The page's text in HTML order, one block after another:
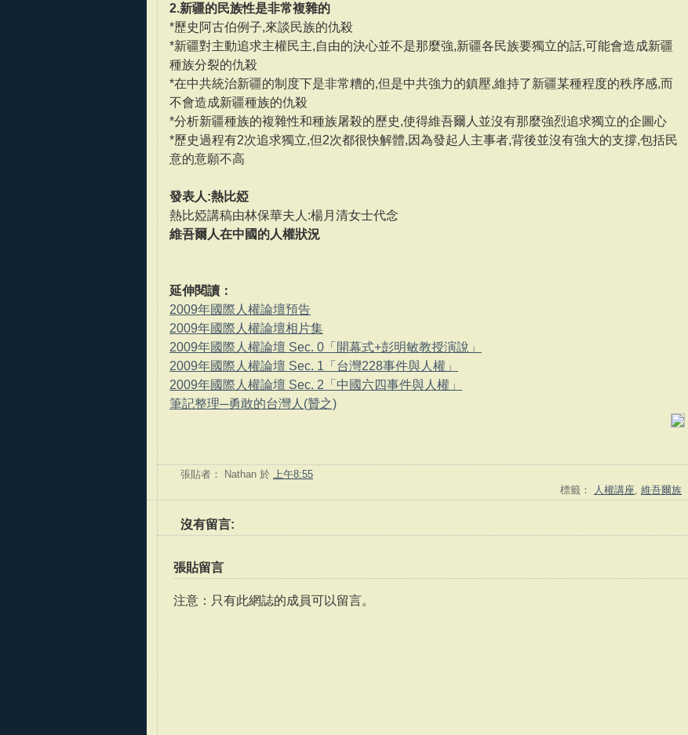
2.新疆的民族性是非常複雜的
*歷史阿古伯例子,來談民族的仇殺
*新疆對主動追求主權民主,自由的決心並不是那麼強,新疆各民族要獨立的話,可能會造成新疆
種族分裂的仇殺
*在中共統治新疆的制度下是非常糟的,但是中共強力的鎮壓,維持了新疆某種程度的秩序感,而
不會造成新疆種族的仇殺
*分析新疆種族的複雜性和種族屠殺的歷史,使得維吾爾人並沒有那麼強烈追求獨立的企圖心
*歷史過程有2次追求獨立,但2次都很快解體,因為發起人主事者,背後並沒有強大的支撐,包括民
意的意願不高
發表人:熱比婭
熱比婭講稿由林保華夫人:楊月清女士代念
維吾爾人在中國的人權狀況
延伸閱讀：
2009年國際人權論壇預告
2009年國際人權論壇相片集
2009年國際人權論壇 Sec. 0「開幕式+彭明敏教授演說」
2009年國際人權論壇 Sec. 1「台灣228事件與人權」
2009年國際人權論壇 Sec. 2「中國六四事件與人權」
筆記整理─勇敢的台灣人(贊之)
張貼者： Nathan 於
上午8:55
標籤：
人權講座 維吾爾族
沒有留言:
張貼留言
注意：只有此網誌的成員可以留言。